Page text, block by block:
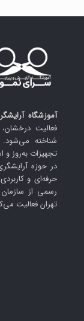
آموزشگاه
فعالیت
شناخته می‌شود.
تجهیزات به‌روز
در حوزه
حرفه‌ای و
رسمی از
تهران فعالیت